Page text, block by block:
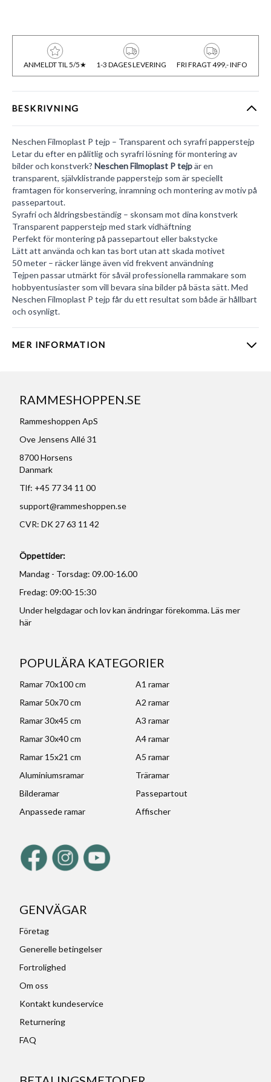
ANMELDT TIL 5/5★ 1-3 DAGES LEVERING FRI FRAGT 499,- INFO
BESKRIVNING
Neschen Filmoplast P tejp – Transparent och syrafri papperstejp
Letar du efter en pålitlig och syrafri lösning för montering av
bilder och konstverk? Neschen Filmoplast P tejpär en
transparent, självklistrande papperstejp som är speciellt
framtagen för konservering, inramning och montering av motiv på
passepartout.
Syrafri och åldringsbeständig – skonsam mot dina konstverk
Transparent papperstejp med stark vidhäftning
Perfekt för montering på passepartout eller bakstycke
Lätt att använda och kan tas bort utan att skada motivet
50 meter – räcker länge även vid frekvent användning
Tejpen passar utmärkt för såväl professionella rammakare som
hobbyentusiaster som vill bevara sina bilder på bästa sätt. Med
Neschen Filmoplast P tejp får du ett resultat som både är hållbart
och osynligt.
MER INFORMATION
RAMMESHOPPEN.SE
Rammeshoppen ApS
Ove Jensens Allé 31
8700 Horsens
Danmark
Tlf: +45 77 34 11 00
support@rammeshoppen.se
CVR: DK 27 63 11 42
Öppettider:
Mandag - Torsdag: 09.00-16.00
Fredag: 09:00-15:30
Under helgdagar och lov kan ändringar förekomma. Läs mer
här
POPULÄRA KATEGORIER
Ramar 70x100 cm
A1 ramar
Ramar 50x70 cm
A2 ramar
Ramar 30x45 cm
A3 ramar
Ramar 30x40 cm
A4 ramar
Ramar 15x21 cm
A5 ramar
Aluminiumsramar
Träramar
Bilderamar
Passepartout
Anpassede ramar
Affischer
GENVÄGAR
Företag
Generelle betingelser
Fortrolighed
Om oss
Kontakt kundeservice
Returnering
FAQ